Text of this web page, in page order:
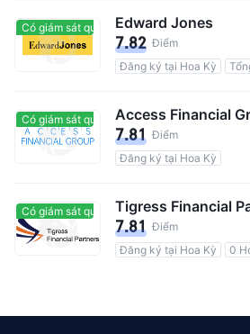
Có giám sát quản lý Có giám sát quản lý
Edward Jones
7.82 Điểm
Đăng ký tại Hoa Kỳ
Có giám sát quản lý Có giám sát quản lý
Access Financial
7.81 Điểm
Đăng ký tại Hoa Kỳ
Có giám sát quản lý Có giám sát quản lý
Tigress Financial
7.81 Điểm
Đăng ký tại Hoa Kỳ
0